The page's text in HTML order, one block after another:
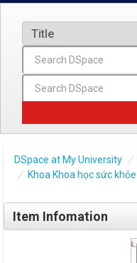
DSpace at My University
Khoa Khoa học sức khỏe
Item Infomation